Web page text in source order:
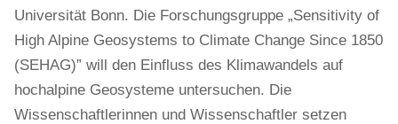
Universität Bonn. Die Forschungsgruppe „Sensitivity of
High Alpine Geosystems to Climate Change Since 1850
(SEHAG)” will den Einfluss des Klimawandels auf
hochalpine Geosysteme untersuchen. Die
Wissenschaftlerinnen und Wissenschaftler setzen